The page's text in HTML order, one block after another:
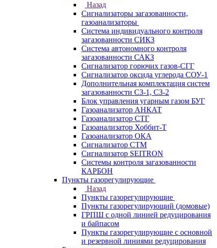
Назад
Сигнализаторы загазованности,
газоанализаторы
Система индивидуального контроля
загазованности СИКЗ
Система автономного контроля
загазованности САКЗ
Сигнализатор горючих газов-СГГ
Сигнализатор оксида углерода СОУ-1
Дополнительная комплектация систем
загазованности СЗ-1, СЗ-2
Блок управления угарным газом БУГ
Газоанализатор АНКАТ
Газоанализатор СТГ
Газоанализатор Хоббит-Т
Газоанализатор ОКА
Сигнализатор СТМ
Сигнализатор SEITRON
Системы контроля загазованности
КАРБОН
Пункты газорегулирующие
Назад
Пункты газорегулирующие
Пункты газорегулирующий (домовые)
ГРПШ с одной линией редуцирования
и байпасом
Пункты газорегулирующие с основной
и резервной линиями редуцирования